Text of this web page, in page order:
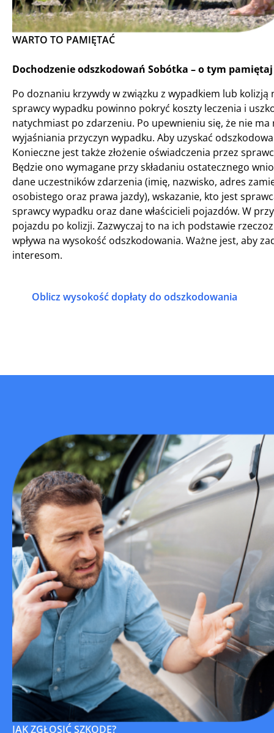
WARTO TO PAMIĘTAĆ
Dochodzenie odszkodowań Sobótka – o tym
Po doznaniu krzywdy w związku z wypadkiem lub
sprawcy wypadku powinno pokryć koszty leczenia i
natychmiast po zdarzeniu. Po upewnieniu się, że nie
wyjaśniania przyczyn wypadku. Aby uzyskać
Konieczne jest także złożenie oświadczenia przez
Będzie ono wymagane przy składaniu ostatecznego
dane uczestników zdarzenia (imię, nazwisko, adres
osobistego oraz prawa jazdy), wskazanie, kto jest
sprawcy wypadku oraz dane właścicieli pojazdów. W
pojazdu po kolizji. Zazwyczaj to na ich podstawie
wpływa na wysokość odszkodowania. Ważne jest, aby
interesom.
Oblicz wysokość dopłaty do odszkodowania
JAK ZGŁOSIĆ SZKODĘ?